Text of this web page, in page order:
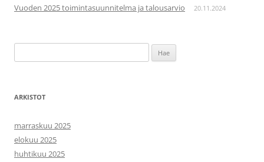
Vuoden 2025 toimintasuunnitelma ja talousarvio 20.11.2024
ARKISTOT
marraskuu 2025
elokuu 2025
huhtikuu 2025